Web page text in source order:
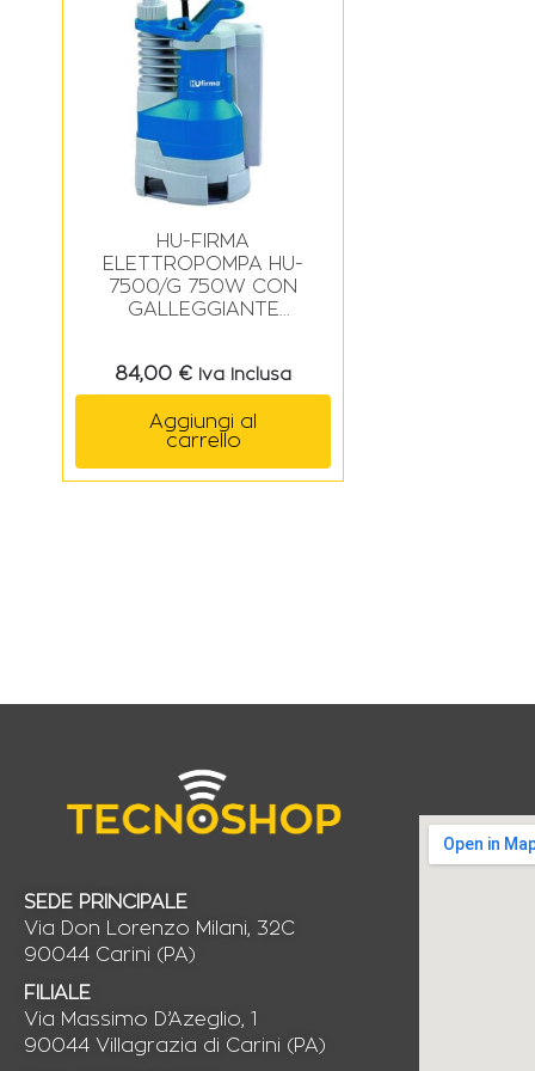
HU-FIRMA
ELETTROPOMPA HU-
7500/G 750W CON
GALLEGGIANTE
84,00 € Iva Inclusa
Aggiungi al
carrello
SEDE PRINCIPALE
Via Don Lorenzo Milani, 32C
90044 Carini (PA)
FILIALE
Via Massimo D’Azeglio, 1
90044 Villagrazia di Carini (PA)